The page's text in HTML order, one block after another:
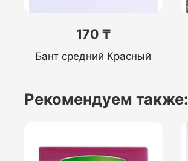
170 ₸
Бант средний Красный
Рекомендуем также: